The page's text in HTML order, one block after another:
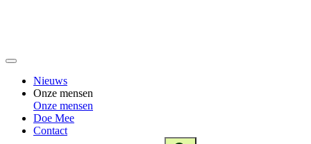
Nieuws
Onze mensen
Onze mensen
Doe Mee
Contact